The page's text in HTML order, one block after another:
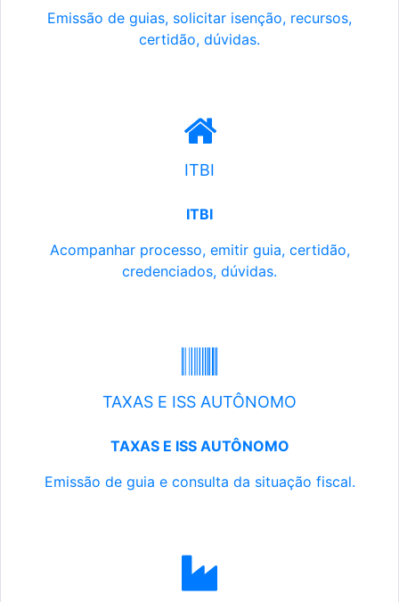
Emissão de guias, solicitar isenção, recursos,
certidão, dúvidas.
ITBI
ITBI
Acompanhar processo, emitir guia, certidão,
credenciados, dúvidas.
TAXAS E ISS AUTÔNOMO
TAXAS E ISS AUTÔNOMO
Emissão de guia e consulta da situação fiscal.